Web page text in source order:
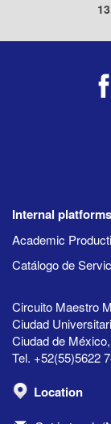
Internal platforms
Academic
Catálogo de
Circuito Maestro
Ciudad
Ciudad de
Tel. +52(55)5622
Location